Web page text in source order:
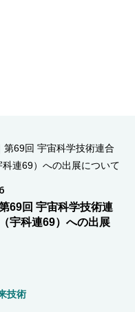
69回 宇宙科学技術連
宇科連69）への出展
技術